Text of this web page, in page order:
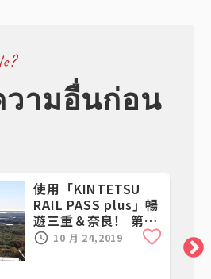
ามอื่นก่อน
使用「KINTETSU
RAIL PASS plus」暢
遊三重＆奈良！ 第2
天 10 月 24,2019 Clip